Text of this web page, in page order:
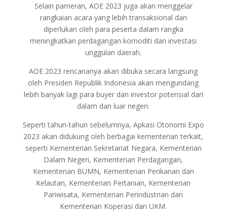
Selain pameran, AOE 2023 juga akan menggelar
rangkaian acara yang lebih transaksional dan
diperlukan oleh para peserta dalam rangka
meningkatkan perdagangan komoditi dan investasi
unggulan daerah.
AOE 2023 rencananya akan dibuka secara langsung
oleh Presiden Republik Indonesia akan mengundang
lebih banyak lagi para buyer dan investor potensial dari
dalam dan luar negeri.
Seperti tahun-tahun sebelumnya, Apkasi Otonomi Expo
2023 akan didukung oleh berbagai kementerian terkait,
seperti Kementerian Sekretariat Negara, Kementerian
Dalam Negeri, Kementerian Perdagangan,
Kementerian BUMN, Kementerian Perikanan dan
Kelautan, Kementerian Pertanian, Kementerian
Pariwisata, Kementerian Perindustrian dan
Kementerian Koperasi dan UKM.